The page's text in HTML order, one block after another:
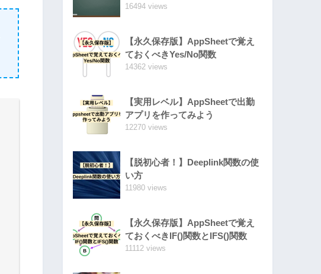
16494 views
【永久保存版】AppSheetで覚え
ておくべきYes/No関数
14362 views
【実用レベル】AppSheetで出勤
アプリを作ってみよう
12270 views
【脱初心者！】Deeplink関数の使
い方
11980 views
【永久保存版】AppSheetで覚え
ておくべきIF()関数とIFS()関数
11112 views